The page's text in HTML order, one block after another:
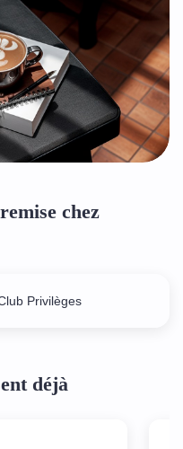
chez
Privilèges
déjà